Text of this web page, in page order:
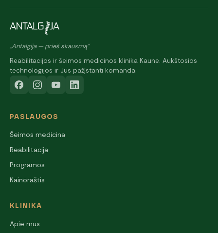
„Antalgija — prieš skausmą"
Reabilitacijos ir šeimos medicinos klinika Kaune. Aukštosios
technologijos ir Jus pažįstanti komanda.
PASLAUGOS
Šeimos medicina
Reabilitacija
Programos
Kainoraštis
KLINIKA
Apie mus